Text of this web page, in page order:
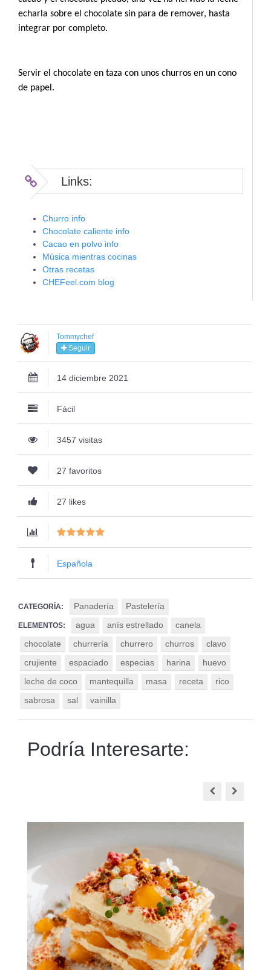
echarla sobre el chocolate sin para de remover, hasta
integrar por completo.
Servir el chocolate en taza con unos churros en un cono
de papel.
Links:
Churro info
Chocolate caliente info
Cacao en polvo info
Música mientras cocinas
Otras recetas
CHEFeel.com blog
Tommychef
Seguir
14 diciembre 2021
Fácil
3457 visitas
27 favoritos
27 likes
Española
CATEGORÍA: Panadería Pastelería
ELEMENTOS: agua anís estrellado
canela
chocolate
churrería churrero churros
clavo
crujiente
espaciado especias harina
huevo
leche de coco
mantequilla masa receta
rico
sabrosa
sal vainilla
Podría Interesarte: